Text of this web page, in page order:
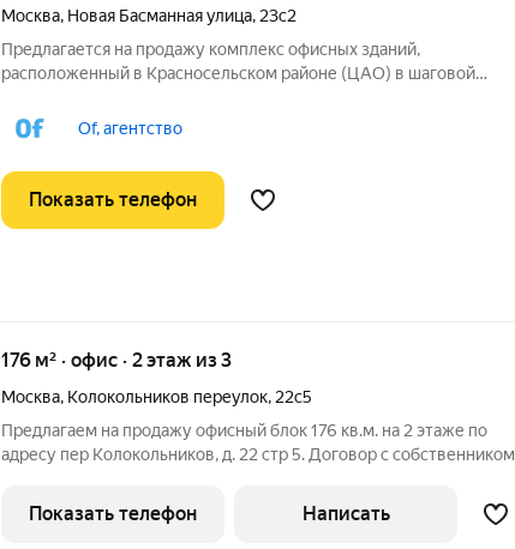
Москва, Новая Басманная улица, 23с2
Предлагается на продажу комплекс офисных зданий,
расположенный в Красносельском районе (ЦАО) в шаговой
Вторая линия домов. Состав комплекса: Здание 1 (4 этажей) : 1063
м Здание 2 (5 этажей)
Of, агентство
Показать телефон
176 м² · офис · 2 этаж из 3
Москва, Колокольников переулок, 22с5
Предлагаем на продажу офисный блок 176 кв.м. на 2 этаже по
адресу пер Колокольников, д. 22 стр 5. Договор с собственником
звоните с 9:30 до 21:00. Оперативно организуем просмотр, при
Показать телефон Написать